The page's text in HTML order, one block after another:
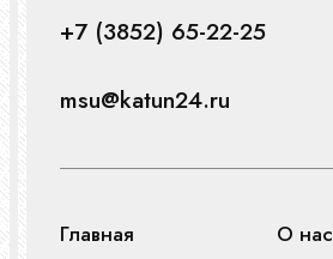
+7 (3852) 65-22-25
msu@katun24.ru
Главная О нас